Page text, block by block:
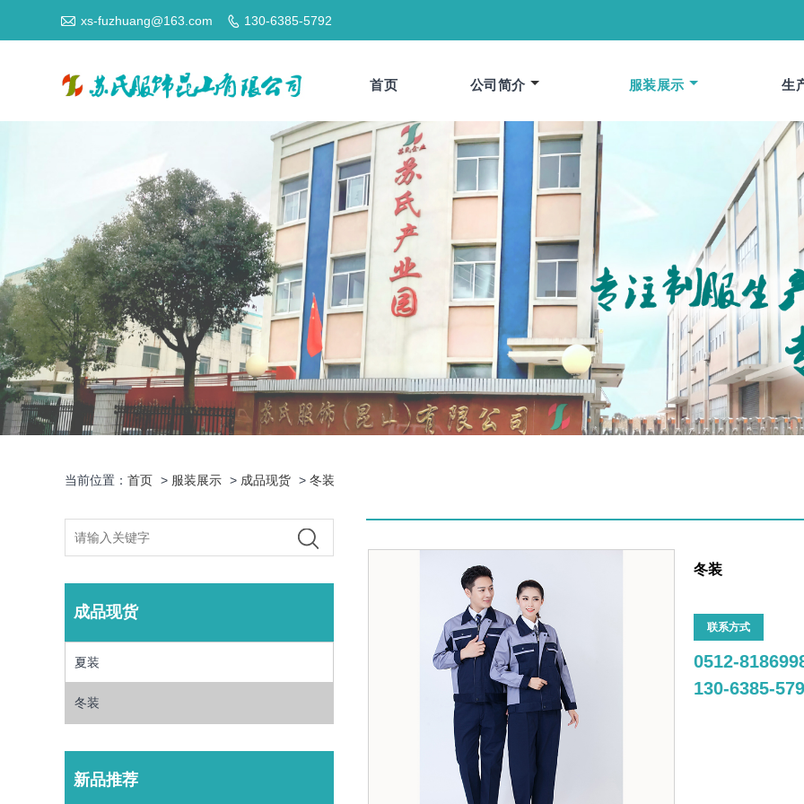
 xs-fuzhuang@163.com  130-6385-5792
首页 公司简介 服装展示 生
当前位置： 首页 > 服装展示 > 成品现货 > 冬装
成品现货
夏装
冬装
新品推荐
冬装
联系方式
0512-
130-6385-